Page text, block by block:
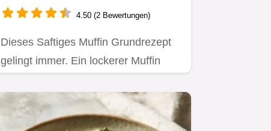
4.50 (2 Bewertungen)
Dieses Saftiges Muffin Grundrezept
gelingt immer. Ein lockerer Muffin